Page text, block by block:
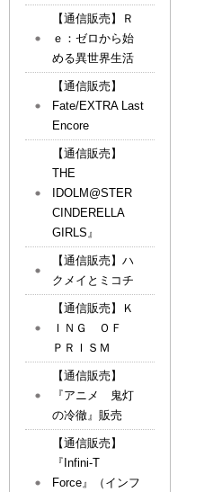
【通信販売】Ｒ
ｅ：ゼロから始
める異世界生活
【通信販売】
Fate/EXTRA Last
Encore
【通信販売】
THE
IDOLM@STER
CINDERELLA
GIRLS』
【通信販売】ハ
クメイとミコチ
【通信販売】Ｋ
ＩＮＧ ＯＦ
ＰＲＩＳＭ
【通信販売】
『アニメ 鬼灯
の冷徹』販売
【通信販売】
『Infini-T
Force』（インフ